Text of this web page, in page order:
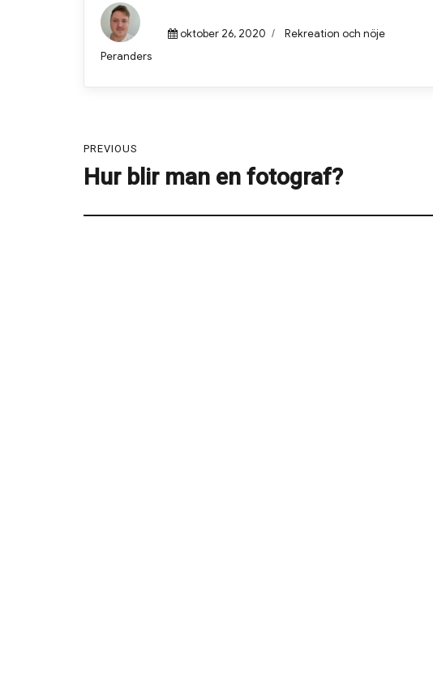
Author
Peranders
Posted
oktober 26, 2020 Categories
Rekreation och nöje
PREVIOUS
Previous
Hur blir man en fotograf?